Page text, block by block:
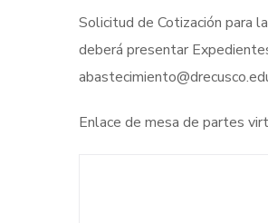
Solicitud de Cotización para
deberá presentar
Enlace de mesa de partes